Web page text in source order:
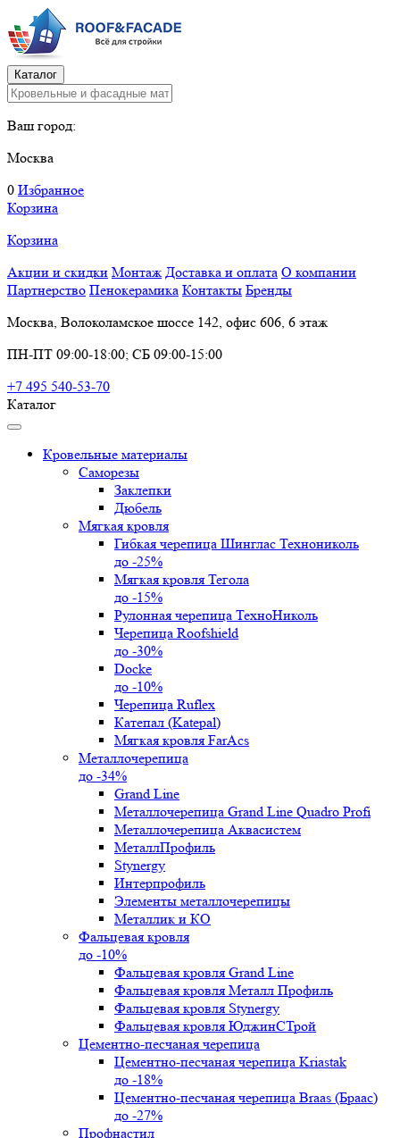
Каталог
Ваш город:
Москва
0 Избранное
Корзина
Корзина
Акции и скидки Монтаж Доставка и оплата О компании
Партнерство Пенокерамика Контакты Бренды
Москва, Волоколамское шоссе 142, офис 606, 6 этаж
ПН-ПТ 09:00-18:00; СБ 09:00-15:00
+7 495 540-53-70
Каталог
Кровельные материалы
Саморезы
Заклепки
Дюбель
Мягкая кровля
Гибкая черепица Шинглас Технониколь
до -25%
Мягкая кровля Тегола
до -15%
Рулонная черепица ТехноНиколь
Черепица Roofshield
до -30%
Docke
до -10%
Черепица Ruflex
Катепал (Katepal)
Мягкая кровля FarAcs
Металлочерепица
до -34%
Grand Line
Металлочерепица Grand Line Quadro Profi
Металлочерепица Аквасистем
МеталлПрофиль
Stynergy
Интерпрофиль
Элементы металлочерепицы
Металлик и КО
Фальцевая кровля
до -10%
Фальцевая кровля Grand Line
Фальцевая кровля Металл Профиль
Фальцевая кровля Stynergy
Фальцевая кровля ЮджинСТрой
Цементно-песчаная черепица
Цементно-песчаная черепица Kriastak
до -18%
Цементно-песчаная черепица Braas (Браас)
до -27%
Профнастил